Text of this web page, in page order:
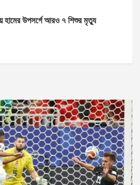
হামের উপসর্গে আরও ৭ শিশুর মৃত্যু